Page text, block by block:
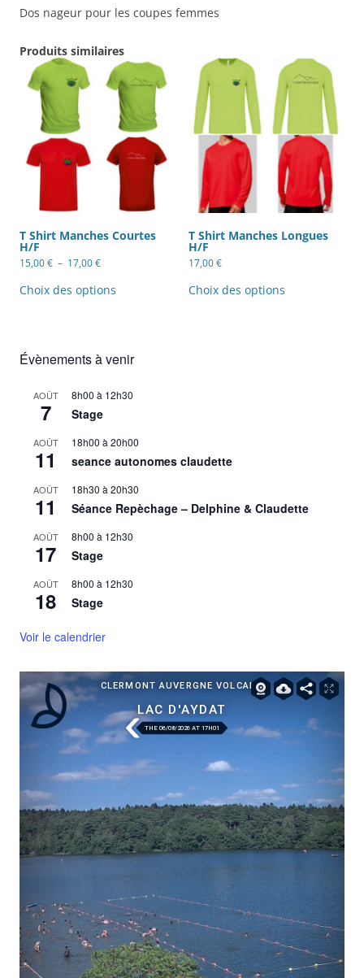
Dos nageur pour les coupes femmes
Produits similaires
T Shirt Manches Courtes
H/F
15,00€ – 17,00€Plage
15,00 €
Choix des options
peuvent
être
sur
la
produit
T Shirt Manches Longues
H/F
17,00€
Choix des options
Évènements à venir
AOÛT
7
8h00 à 12h30
Stage
AOÛT
11
18h00 à 20h00
seance autonomes claudette
AOÛT
11
18h30 à 20h30
Séance Repèchage – Delphine & Claudette
AOÛT
17
8h00 à 12h30
Stage
AOÛT
18
8h00 à 12h30
Stage
Voir le calendrier